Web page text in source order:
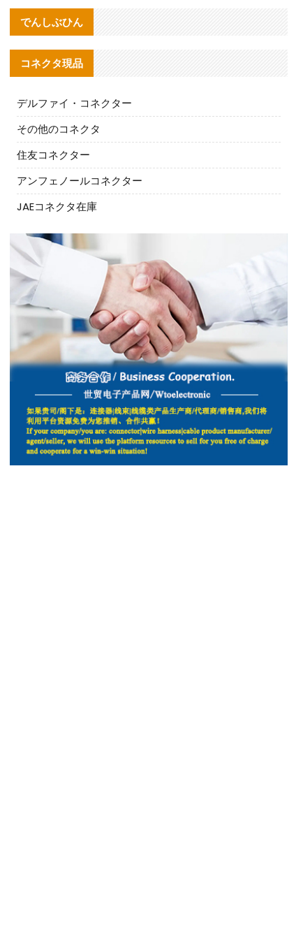
でんしぶひん
コネクタ現品
デルファイ・コネクター
その他のコネクタ
住友コネクター
アンフェノールコネクター
JAEコネクタ在庫